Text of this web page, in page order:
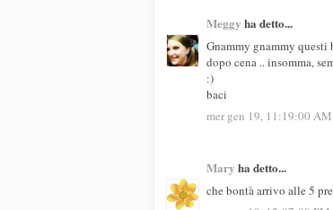
Meggy ha detto...
Gnammy gnammy
dopo cena .. insomma,
:)
baci
mer gen 19, 11:19:00
Mary ha detto...
che bontà arrivo alle 5